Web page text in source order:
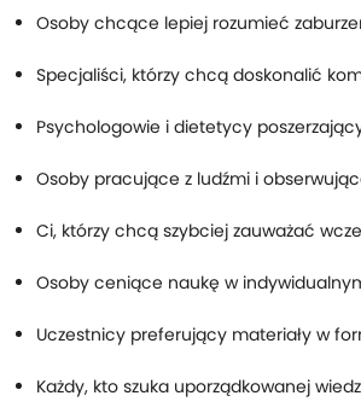
Osoby chcące lepiej rozumieć
Specjaliści, którzy chcą doskonalić
Psychologowie i dietetycy
Osoby pracujące z ludźmi i
Ci, którzy chcą szybciej zauważać
Osoby ceniące naukę w
Uczestnicy preferujący materiały w
Każdy, kto szuka uporządkowanej